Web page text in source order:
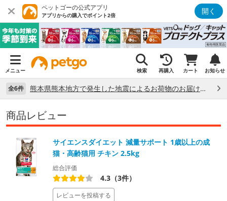
ペットゴーの公式アプリ
アプリからの購入でポイント2倍 開く
メニュー 検索 再購入 カート お知らせ
全6件 熊本県熊本地方で発生した地震によるお荷物のお届け状況について （7/28）
商品レビュー
サイエンスダイエット 減量サポート 1歳以上の成
猫・高齢猫用 チキン 2.5kg
総合評価
4.3（3件）
レビューを投稿する